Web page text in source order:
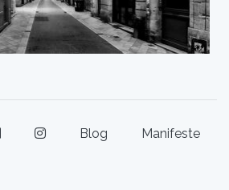
Blog Manifeste